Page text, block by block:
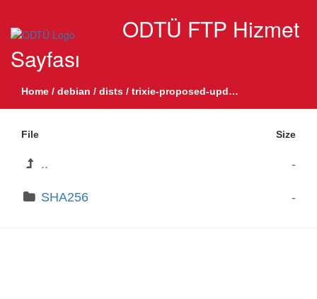
ODTÜ FTP Hizmet
Sayfası
Home / debian / dists / trixie-proposed-updates
File Size
.. -
SHA256 -